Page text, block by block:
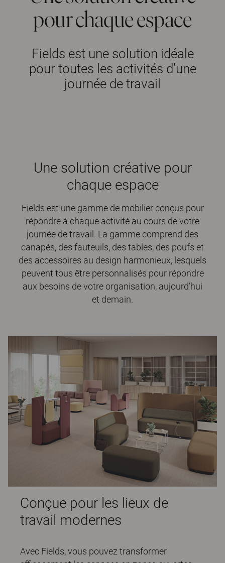
pour chaque espace
Fields est une solution idéale
pour toutes les activités d’une
journée de travail
Une solution créative pour
chaque espace
Fields est une gamme de mobilier conçus pour
répondre à chaque activité au cours de votre
journée de travail. La gamme comprend des
canapés, des fauteuils, des tables, des poufs et
des accessoires au design harmonieux, lesquels
peuvent tous être personnalisés pour répondre
aux besoins de votre organisation, aujourd’hui
et demain.
Conçue pour les lieux de
travail modernes
Avec Fields, vous pouvez transformer